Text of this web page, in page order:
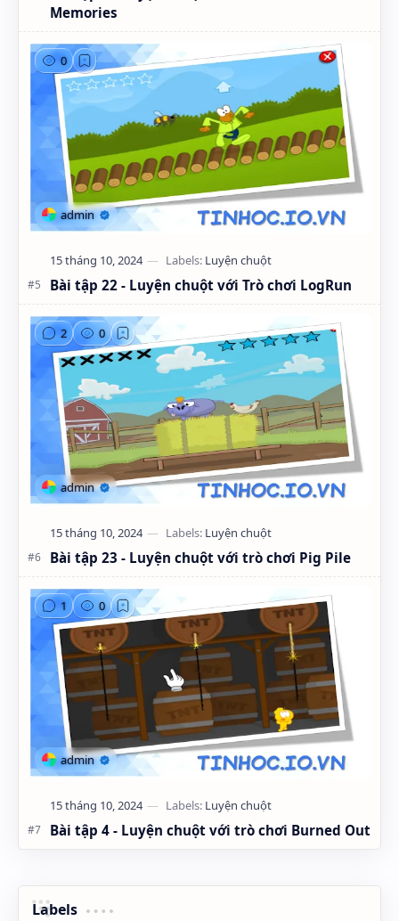
Memories
Bài tập 22 - Luyện chuột với Trò chơi LogRun
Bài tập 23 - Luyện chuột với trò chơi Pig Pile
Bài tập 4 - Luyện chuột với trò chơi Burned Out
Labels